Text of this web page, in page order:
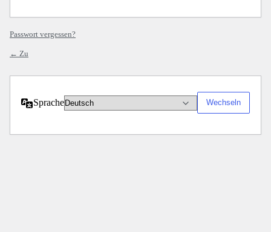
Passwort vergessen?
← Zu
Sprache